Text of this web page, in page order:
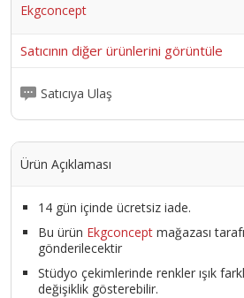
Ekgconcept
Satıcının diğer ürünlerini görüntüle
Satıcıya Ulaş
Ürün Açıklaması
14 gün içinde ücretsiz iade.
Bu ürün Ekgconcept mağazası
gönderilecektir
Stüdyo çekimlerinde renkler ışık
değişiklik gösterebilir.